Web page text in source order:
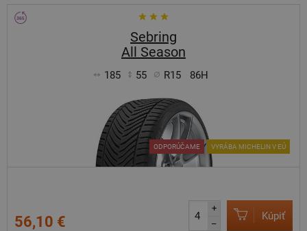
Sebring
All Season
185 55 R15 86H
ODPORÚČAME VYRÁBA MICHELIN V EÚ
56,10 €
+
–
Kúpiť